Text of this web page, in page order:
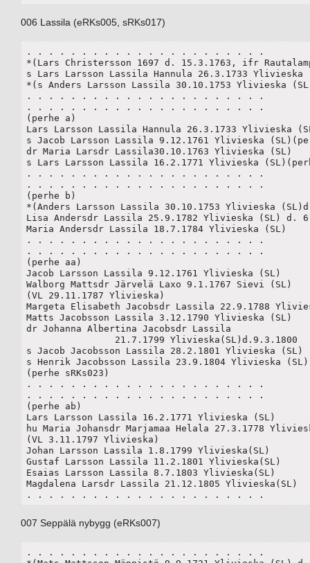
006 Lassila (eRKs005, sRKs017)
. . . . . . . . . . . . . . . . . . . . . .
*(Lars Christersson 1697 d. 15.3.1763, ifr
s Lars Larsson Lassila Hannula 26.3.1733 Ylivieska
*(s Anders Larsson Lassila 30.10.1753 Ylivieska
. . . . . . . . . . . . . . . . . . . . . .
. . . . . . . . . . . . . . . . . . . . . .
(perhe a)
Lars Larsson Lassila Hannula 26.3.1733 Ylivieska
s Jacob Larsson Lassila 9.12.1761 Ylivieska
dr Maria Larsdr Lassila30.10.1763 Ylivieska (SL)
s Lars Larsson Lassila 16.2.1771 Ylivieska
. . . . . . . . . . . . . . . . . . . . . .
. . . . . . . . . . . . . . . . . . . . . .
(perhe b)
*(Anders Larsson Lassila 30.10.1753 Ylivieska
Lisa Andersdr Lassila 25.9.1782 Ylivieska (SL) d.
Maria Andersdr Lassila 18.7.1784 Ylivieska (SL)
. . . . . . . . . . . . . . . . . . . . . .
. . . . . . . . . . . . . . . . . . . . . .
(perhe aa)
Jacob Larsson Lassila 9.12.1761 Ylivieska (SL)
Walborg Mattsdr Järvelä Laxo 9.1.1767 Sievi (SL)
(VL 29.11.1787 Ylivieska)
Margeta Elisabeth Jacobsdr Lassila 22.9.1788
Matts Jacobsson Lassila 3.12.1790 Ylivieska (SL)
dr Johanna Albertina Jacobsdr Lassila
s Jacob Jacobsson Lassila 28.2.1801 Ylivieska (SL)
s Henrik Jacobsson Lassila 23.9.1804 Ylivieska (SL)
(perhe sRKs023)
. . . . . . . . . . . . . . . . . . . . . .
. . . . . . . . . . . . . . . . . . . . . .
(perhe ab)
Lars Larsson Lassila 16.2.1771 Ylivieska (SL)
hu Maria Johansdr Marjamaa Helala 27.3.1778
(VL 3.11.1797 Ylivieska)
Johan Larsson Lassila 1.8.1799 Ylivieska(SL)
Gustaf Larsson Lassila 11.2.1801 Ylivieska(SL)
Esaias Larsson Lassila 8.7.1803 Ylivieska(SL)
Magdalena Larsdr Lassila 21.12.1805 Ylivieska(SL)
. . . . . . . . . . . . . . . . . . . . . .
007 Seppälä nybygg (eRKs007)
. . . . . . . . . . . . . . . . . . . . . .